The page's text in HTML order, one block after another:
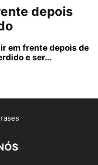
depois
em frente depois de
e ser...